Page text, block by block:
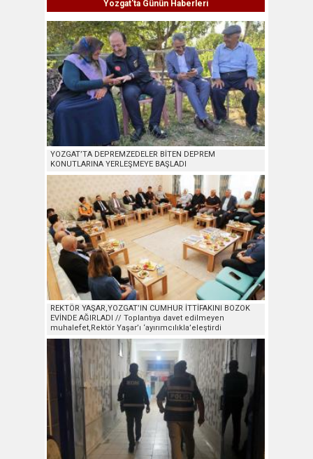
Yozgat'ta Günün Haberleri
YOZGAT’TA DEPREMZEDELER BİTEN DEPREM
KONUTLARINA YERLEŞMEYE BAŞLADI
REKTÖR YAŞAR,YOZGAT’IN CUMHUR İTTİFAKINI BOZOK
EVİNDE AĞIRLADI // Toplantıya davet edilmeyen
muhalefet,Rektör Yaşar’ı ‘ayırımcılıkla’eleştirdi